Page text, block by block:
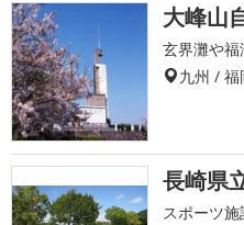
大峰山
玄界灘や
九州 / 福
長崎県
スポーツ